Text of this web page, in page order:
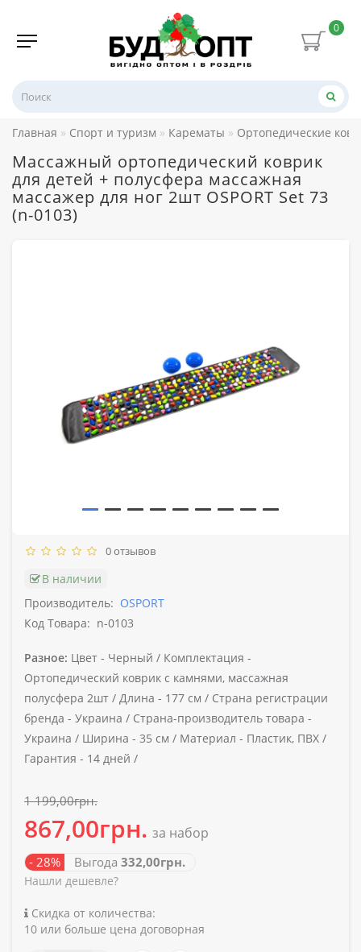
0
Главная Спорт и туризм Карематы Ортопедические
Массажный ортопедический коврик
для детей + полусфера массажная
массажер для ног 2шт OSPORT Set 73
(n-0103)
0 отзывов
В наличии
Производитель: OSPORT
Код Товара: n-0103
Разное: Цвет - Черный / Комплектация -
Ортопедический коврик с камнями, массажная
полусфера 2шт / Длина - 177 см / Страна регистрации
бренда - Украина / Страна-производитель товара -
Украина / Ширина - 35 см / Материал - Пластик, ПВХ /
Гарантия - 14 дней /
1 199,00грн.
867,00грн. за набор
- 28% Выгода 332,00грн.
Нашли дешевле?
Скидка от количества:
10 или больше цена договорная